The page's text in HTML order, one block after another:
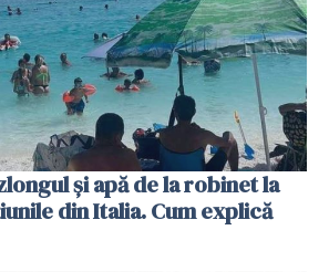
și apă de la robinet la
din Italia. Cum explică